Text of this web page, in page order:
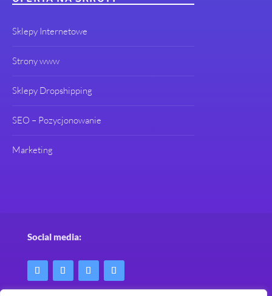
Sklepy Internetowe
Strony www
Sklepy Dropshipping
SEO – Pozycjonowanie
Marketing
Social media: